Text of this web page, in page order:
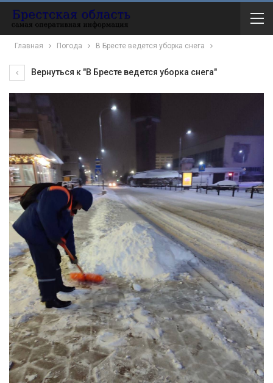
Главная Погода В Бресте ведется уборка снега
Вернуться к "В Бресте ведется уборка снега"